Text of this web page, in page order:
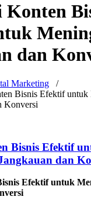
dan
Marketing /
Bisnis Efektif untuk
Konversi
Bisnis Efektif
dan
Efektif untuk